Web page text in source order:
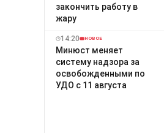
закончить работу в
жару
14:20 НОВОЕ
Минюст меняет
систему надзора за
освобожденными по
УДО с 11 августа